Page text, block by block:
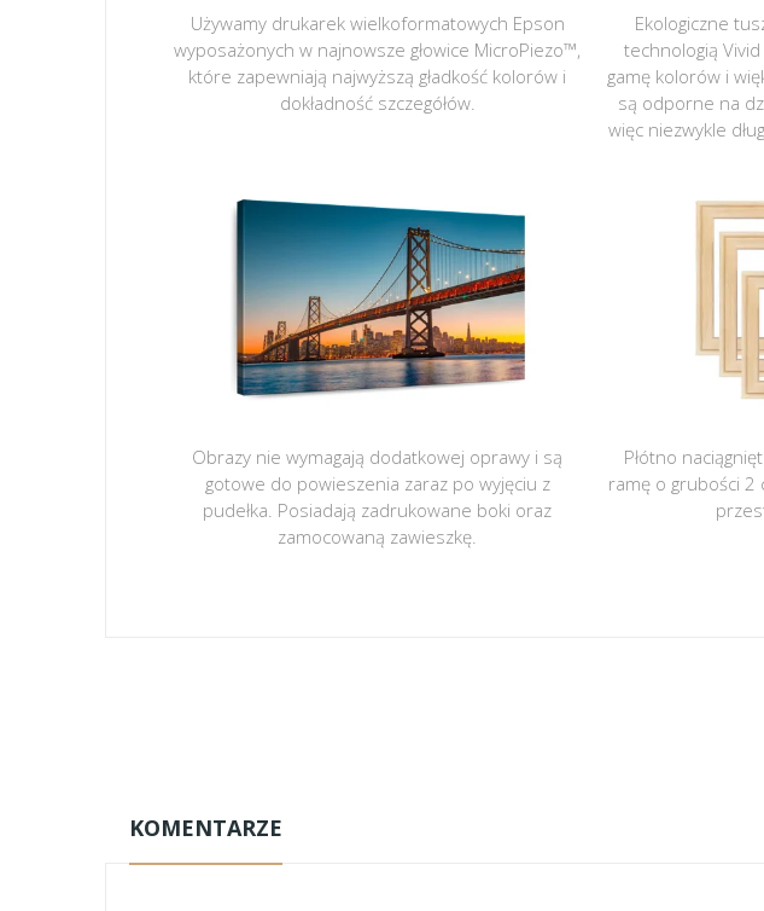
Używamy drukarek wielkoformatowych Epson
wyposażonych w najnowsze głowice MicroPiezo™,
które zapewniają najwyższą gładkość kolorów i
dokładność szczegółów.
Ekologiczne
technologią
gamę kolorów i
są odporne na
więc niezwykle
Obrazy nie wymagają dodatkowej oprawy i są
gotowe do powieszenia zaraz po wyjęciu z
pudełka. Posiadają zadrukowane boki oraz
zamocowaną zawieszkę.
Płótno
ramę o grubości 2
KOMENTARZE